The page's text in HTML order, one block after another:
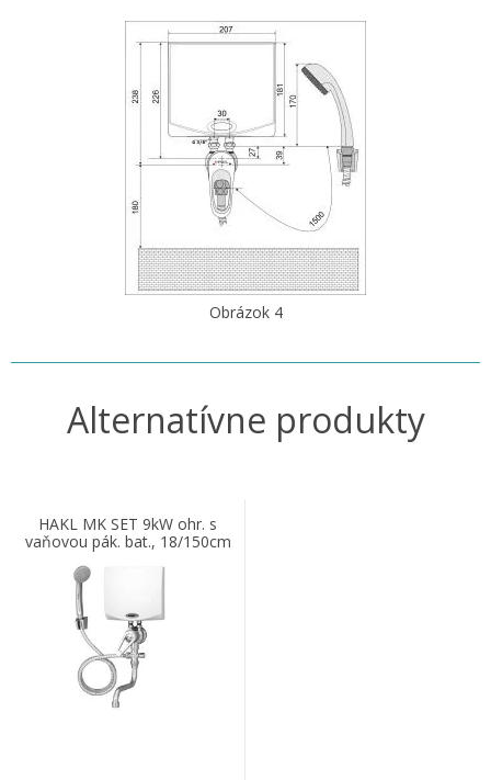
Obrázok 4
Alternatívne produkty
HAKL MK SET 9kW ohr. s
vaňovou pák. bat., 18/150cm